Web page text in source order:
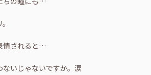
情されると…
いじゃないですか。涙